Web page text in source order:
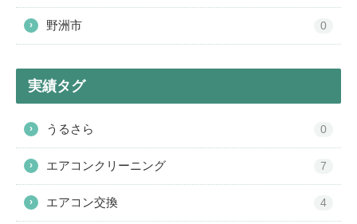
› 野洲市 0
実績タグ
› うるさら 0
› エアコンクリーニング 7
› エアコン交換 4